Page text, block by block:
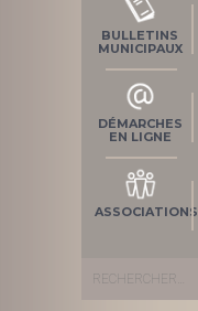
BULLETINS
MUNICIPAUX
DÉMARCHES
EN LIGNE
ASSOCIATIONS
Rechercher :